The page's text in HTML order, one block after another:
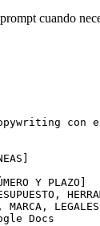
cuando
con
Y PLAZO]
LEGALES
Docs